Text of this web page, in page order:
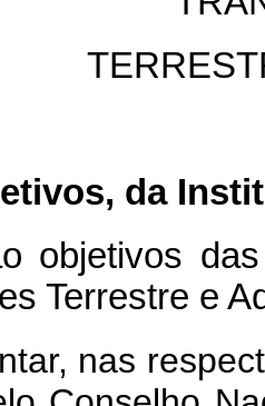
da
objetivos
Terrestre e
nas